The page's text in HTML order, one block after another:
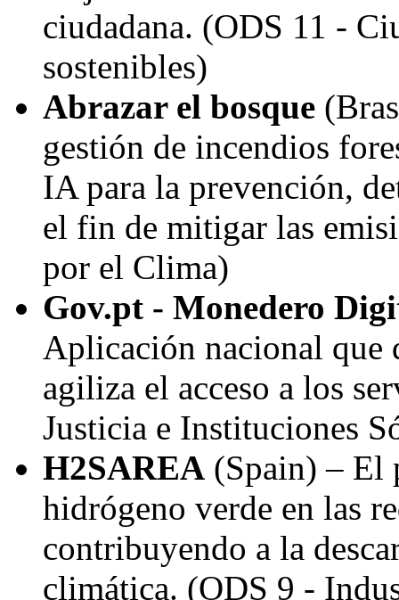
ciudadana. (ODS 11 -
sostenibles)
Abrazar el bosque
gestión de incendios
IA para la prevención,
el fin de mitigar las
por el Clima)
Gov.pt - Monedero
Aplicación nacional que
agiliza el acceso a los
Justicia e Instituciones
H2SAREA (Spain) – El
hidrógeno verde en las
contribuyendo a la
climática. (ODS 9 -